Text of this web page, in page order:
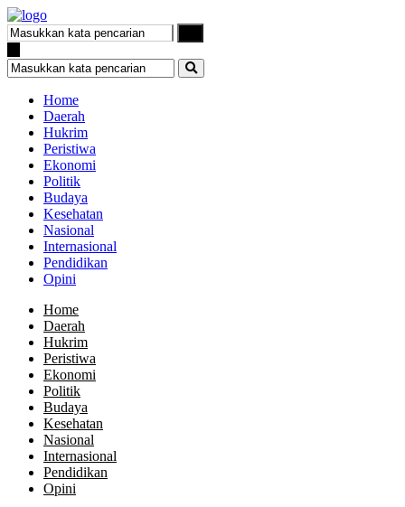
Home
Daerah
Hukrim
Peristiwa
Ekonomi
Politik
Budaya
Kesehatan
Nasional
Internasional
Pendidikan
Opini
Home
Daerah
Hukrim
Peristiwa
Ekonomi
Politik
Budaya
Kesehatan
Nasional
Internasional
Pendidikan
Opini